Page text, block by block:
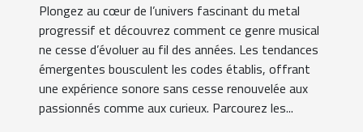
Plongez au cœur de l’univers fascinant du metal
progressif et découvrez comment ce genre musical
ne cesse d’évoluer au fil des années. Les tendances
émergentes bousculent les codes établis, offrant
une expérience sonore sans cesse renouvelée aux
passionnés comme aux curieux. Parcourez les...